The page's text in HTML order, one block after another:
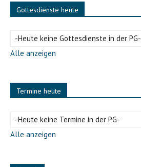
Gottesdienste heute
-Heute keine Gottesdienste in der PG-
Alle anzeigen
Termine heute
-Heute keine Termine in der PG-
Alle anzeigen